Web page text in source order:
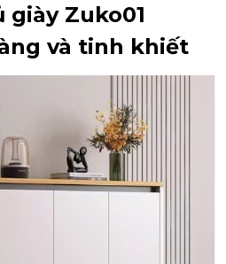
giày Zuko01
và tinh khiết